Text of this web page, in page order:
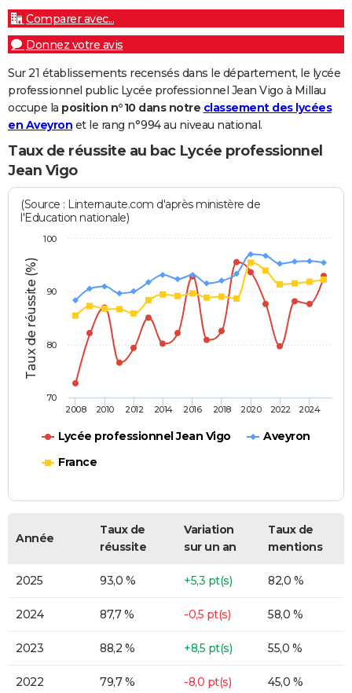
Comparer avec...
Donnez votre avis
Sur 21 établissements recensés dans le département, le lycée
professionnel public Lycée professionnel Jean Vigo à Millau
occupe la position n°10 dans notre classement des lycées
en Aveyron et le rang n°994 au niveau national.
Taux de réussite au bac Lycée professionnel
Jean Vigo
Taux de réussite (%)
(Source : Linternaute.com d'après ministère de
l'Education nationale)
Lycée professionnel Jean Vigo
Aveyron
France
2008 2010 2012 2014 2016 2018 2020 2022 2024
70
80
90
100
Année
Taux de
réussite
Variation
sur un an
Taux de
mentions
2025 93,0 % +5,3 pt(s) 82,0 %
2024 87,7 % -0,5 pt(s) 58,0 %
2023 88,2 % +8,5 pt(s) 55,0 %
2022 79,7 % -8,0 pt(s) 45,0 %